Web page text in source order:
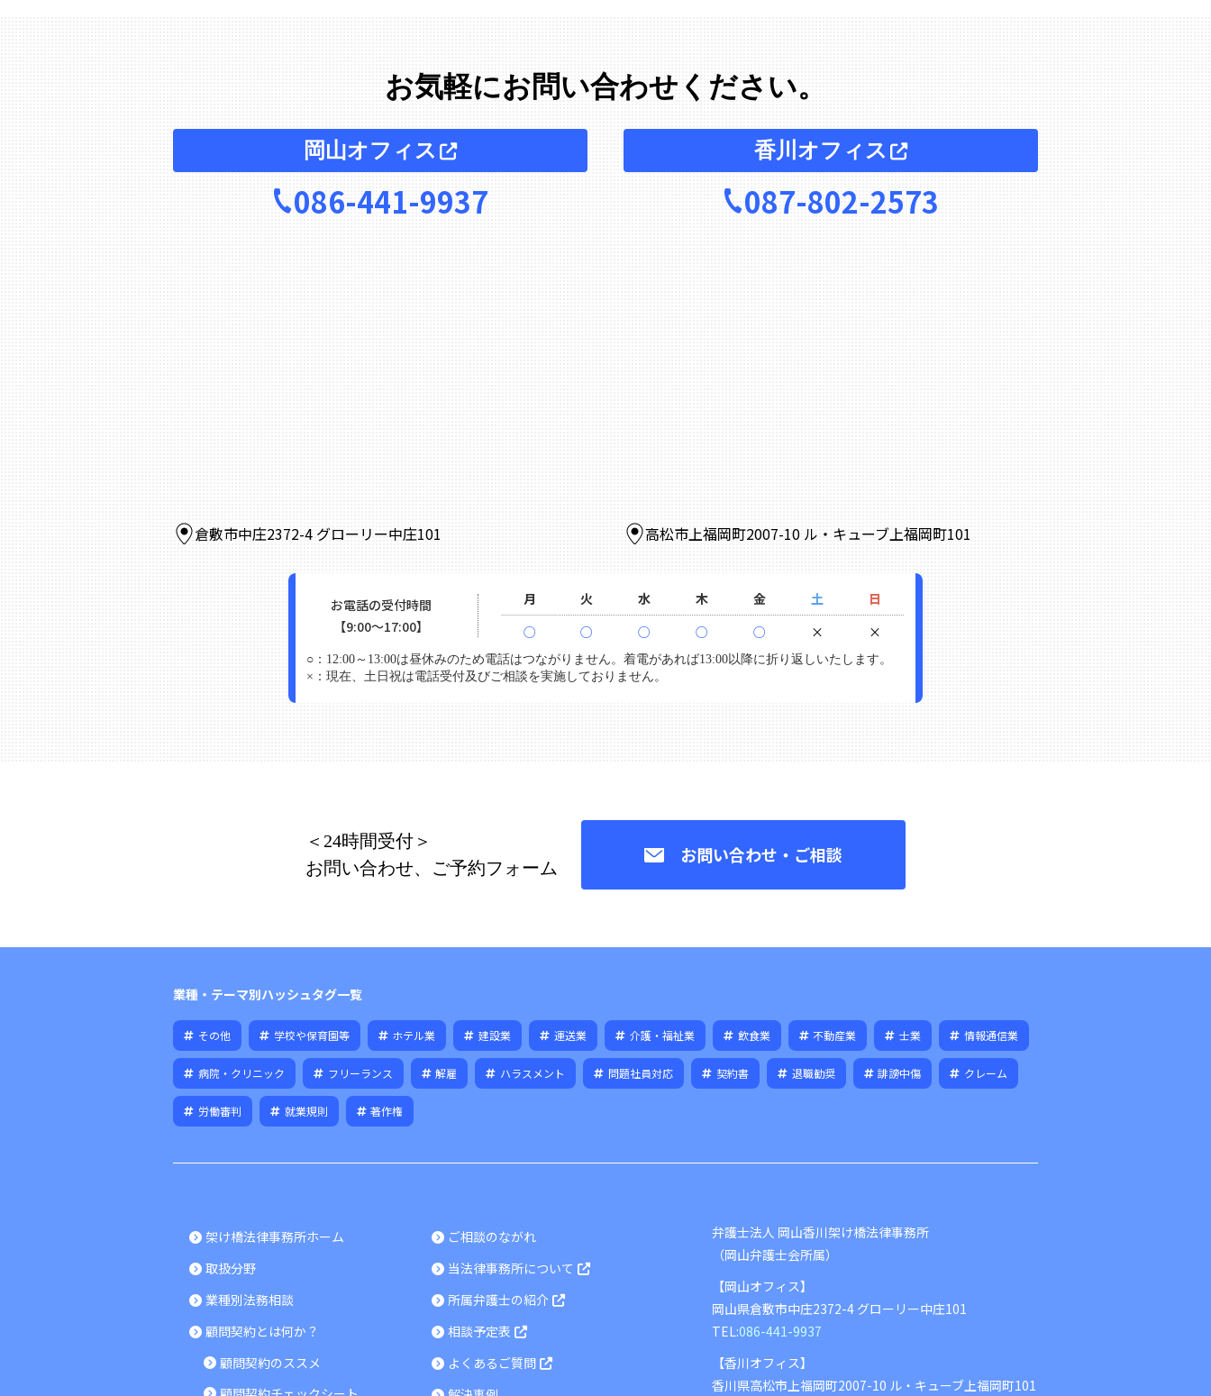
お気軽にお問い合わせください。
岡山オフィス
086-441-9937
倉敷市中庄2372-4 グローリー中庄101
香川オフィス
087-802-2573
高松市上福岡町2007-10 ル・キューブ上福岡町101
お電話の受付時間
【9:00～17:00】
月 火 水 木 金 土
日
○
○ ○ ○ ○ × ×
○： 12:00～13:00は昼休みのため電話はつながりません。着電があれば13:00以降に折り返しいたします。
×： 現在、土日祝は電話受付及びご相談を実施しておりません。
＜24時間受付＞
お問い合わせ、ご予約フォーム
お問い合わせ・ご相談
業種・テーマ別ハッシュタグ一覧
その他 学校や保育園等 ホテル業 建設業 運送業 介護・福祉業 飲食業 不動産業 士業 情報通信業
病院・クリニック フリーランス 解雇 ハラスメント 問題社員対応 契約書 退職勧奨 誹謗中傷 クレーム
労働審判 就業規則 著作権
架け橋法律事務所ホーム
取扱分野
業種別法務相談
顧問契約とは何か？
顧問契約のススメ
ご相談のながれ
当法律事務所について
所属弁護士の紹介
相談予定表
よくあるご質問
弁護士法人 岡山香川架け橋法律事務所
（岡山弁護士会所属）
【岡山オフィス】
岡山県倉敷市中庄2372-4 グローリー中庄101
TEL:086-441-9937
【香川オフィス】
香川県高松市 上福岡町2007-10 ル・キューブ上福岡町101